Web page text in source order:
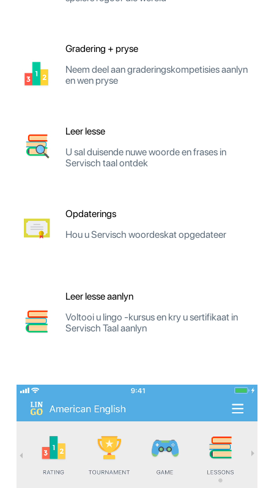
Gradering + pryse
Neem deel aan graderingskompetisies aanlyn
en wen pryse
Leer lesse
U sal duisende nuwe woorde en frases in
Servisch taal ontdek
Opdaterings
Hou u Servisch woordeskat opgedateer
Leer lesse aanlyn
Voltooi u lingo -kursus en kry u sertifikaat in
Servisch Taal aanlyn